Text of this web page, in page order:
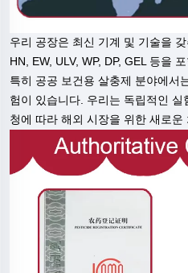
우리 공장은 최신 기계 및 기술을
HN, EW, ULV, WP, DP, GEL 등을
특히 공공 보건용 살충제 분야에서
험이 있습니다. 우리는 독립적인
청에 따라 해외 시장을 위한 새로운